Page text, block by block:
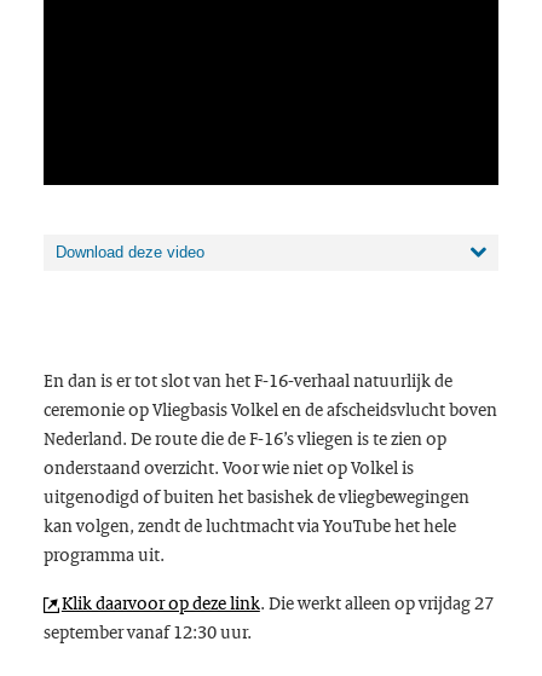
Download deze video
En dan is er tot slot van het F-16-verhaal natuurlijk de
ceremonie op Vliegbasis Volkel en de afscheidsvlucht boven
Nederland. De route die de F-16’s vliegen is te zien op
onderstaand overzicht. Voor wie niet op Volkel is
uitgenodigd of buiten het basishek de vliegbewegingen
kan volgen, zendt de luchtmacht via YouTube het hele
programma uit.
Klik daarvoor op deze link. Die werkt alleen op vrijdag 27
september vanaf 12:30 uur.